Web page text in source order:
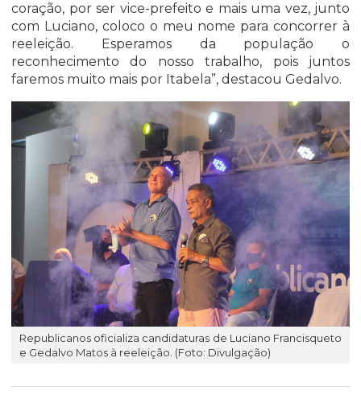
coração, por ser vice-prefeito e mais uma vez, junto
com Luciano, coloco o meu nome para concorrer à
reeleição. Esperamos da população o
reconhecimento do nosso trabalho, pois juntos
faremos muito mais por Itabela”, destacou Gedalvo.
Republicanos oficializa candidaturas de Luciano Francisqueto
e Gedalvo Matos à reeleição. (Foto: Divulgação)